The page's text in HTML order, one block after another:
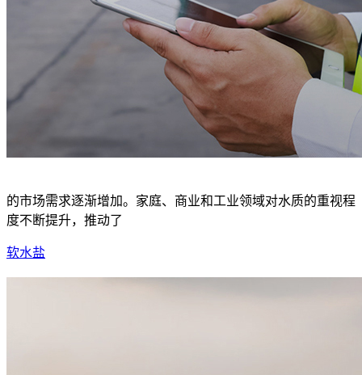
的市场需求逐渐增加。家庭、商业和工业领域对水质的重视程
度不断提升，推动了
软水盐